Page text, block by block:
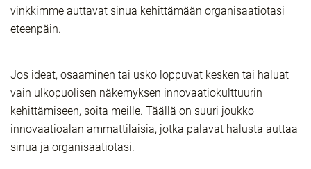
vinkkimme auttavat sinua kehittämään organisaatiotasi
eteenpäin.
Jos ideat, osaaminen tai usko loppuvat kesken tai haluat
vain ulkopuolisen näkemyksen innovaatiokulttuurin
kehittämiseen, soita meille. Täällä on suuri joukko
innovaatioalan ammattilaisia, jotka palavat halusta auttaa
sinua ja organisaatiotasi.